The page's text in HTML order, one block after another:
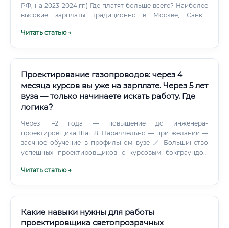
РФ, на 2023-2024 гг.) Где платят больше всего? Наиболее
высокие зарплаты традиционно в Москве, Санкт-
добывающей промышленностью (например, ЯНАО,
объектов: центров обработки данных (ЦОД),
медицинских центров, промышленных предприятий.
Читать статью →
Проектирование газопроводов: через 4
месяца курсов вы уже на зарплате. Через 5 лет
вуза — только начинаете искать работу. Где
логика?
Через 1–2 года — повышение до инженера-
проектировщика Шаг 8. Параллельно — при желании —
заочное обучение в профильном вузе ✅ Большинство
успешных проектировщиков с курсовым бэкграундом
после старта.
Читать статью →
Какие навыки нужны для работы
проектировщика светопрозрачных